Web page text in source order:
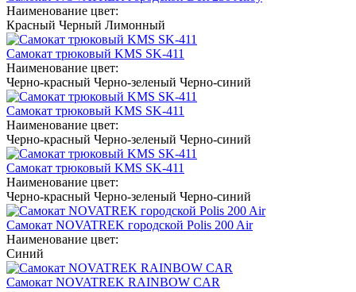
Наименование цвет:
Красный Черный Лимонный
Самокат трюковый KMS SK-411
Наименование цвет:
Черно-красный Черно-зеленый Черно-синий
Самокат трюковый KMS SK-411
Наименование цвет:
Черно-красный Черно-зеленый Черно-синий
Самокат трюковый KMS SK-411
Наименование цвет:
Черно-красный Черно-зеленый Черно-синий
Самокат NOVATREK городской Polis 200 Air
Наименование цвет:
Синий
Самокат NOVATREK RAINBOW CAR